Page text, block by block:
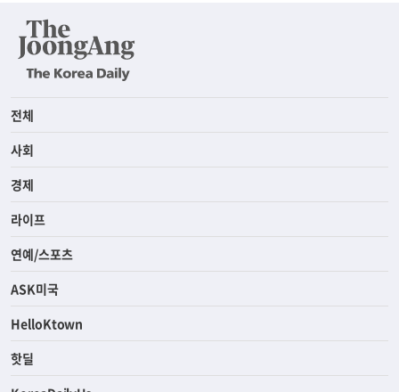
전체
사회
경제
라이프
연예/스포츠
ASK미국
HelloKtown